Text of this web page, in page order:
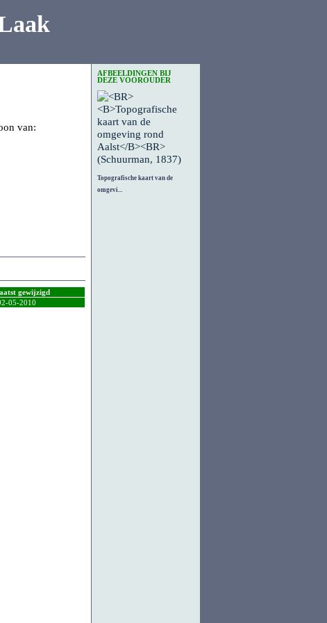
van:
gewijzigd
05-2010
AFBEELDINGEN BIJ
DEZE VOOROUDER
Topografische kaart van de
omgevi...